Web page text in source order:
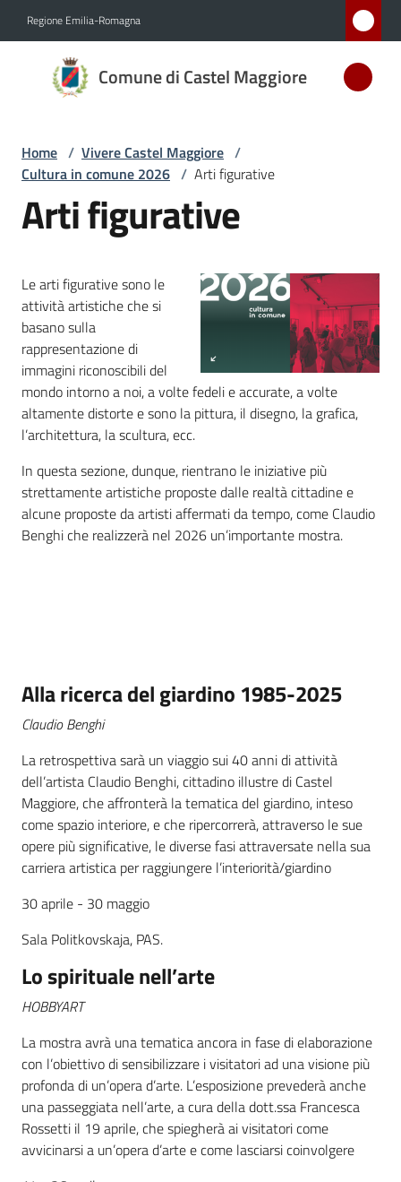
Regione Emilia-Romagna
Comune di Castel Maggiore
Comune
di Castel
D'ARGENTO
AL MERITO
CIVILE
Amministrazione
Novità
Servizi
Vivere
Castel
Maggiore
Menu selezionato
Tutti
argomenti...
Seguici
su
Home / Vivere Castel Maggiore /
Cultura in comune 2026 / Arti figurative
Arti figurative
Le arti figurative sono le
attività artistiche che si
basano sulla
rappresentazione di
immagini riconoscibili del
mondo intorno a noi, a volte fedeli e accurate, a volte
altamente distorte e sono la pittura, il disegno, la grafica,
l’architettura, la scultura, ecc.
In questa sezione, dunque, rientrano le iniziative più
strettamente artistiche proposte dalle realtà cittadine e
alcune proposte da artisti affermati da tempo, come Claudio
Benghi che realizzerà nel 2026 un’importante mostra.
Alla ricerca del giardino 1985-2025
Claudio Benghi
La retrospettiva sarà un viaggio sui 40 anni di attività
dell’artista Claudio Benghi, cittadino illustre di Castel
Maggiore, che affronterà la tematica del giardino, inteso
come spazio interiore, e che ripercorrerà, attraverso le sue
opere più significative, le diverse fasi attraversate nella sua
carriera artistica per raggiungere l’interiorità/giardino
30 aprile - 30 maggio
Sala Politkovskaja, PAS.
Lo spirituale nell’arte
HOBBYART
La mostra avrà una tematica ancora in fase di elaborazione
con l’obiettivo di sensibilizzare i visitatori ad una visione più
profonda di un’opera d’arte. L’esposizione prevederà anche
una passeggiata nell’arte, a cura della dott.ssa Francesca
Rossetti il 19 aprile, che spiegherà ai visitatori come
avvicinarsi a un’opera d’arte e come lasciarsi coinvolgere